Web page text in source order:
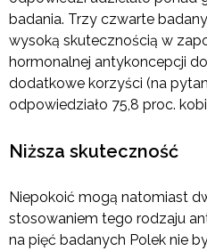
badania. Trzy czwarte
wysoką skutecznością w
hormonalnej antykoncepcji
dodatkowe korzyści (na
odpowiedziało 75,8 proc.
Niższa skuteczność
Niepokoić mogą natomiast
stosowaniem tego rodzaju
na pięć badanych Polek nie